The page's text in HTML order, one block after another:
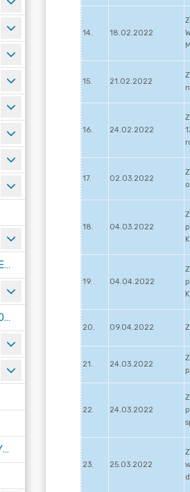
ZGŁOSZENIA DOTYCZĄCE NIELEGALNEGO SPALANIA ODPADÓW
OTWARTE DANE ORAZ PONOWNE WYKORZYSTANIE INFORMACJI SEKTORA PUBLICZNEGO
INFORMACJA DLA OSÓB NIESŁYSZĄCYCH